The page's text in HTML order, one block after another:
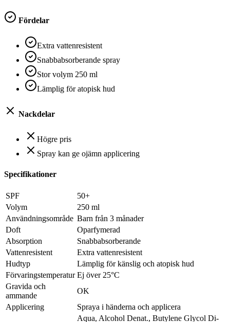
Fördelar
Extra vattenresistent
Snabbabsorberande spray
Stor volym 250 ml
Lämplig för atopisk hud
Nackdelar
Högre pris
Spray kan ge ojämn applicering
Specifikationer
SPF
50+
Volym
250 ml
Användningsområde Barn från 3 månader
Doft
Oparfymerad
Absorption
Snabbabsorberande
Vattenresistent
Extra vattenresistent
Hudtyp
Lämplig för känslig och atopisk hud
Förvaringstemperatur Ej över 25°C
Gravida och
ammande
OK
Applicering
Spraya i händerna och applicera
Aqua, Alcohol Denat., Butylene Glycol Di-